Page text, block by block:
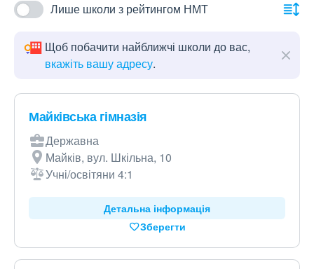
Лише школи з рейтингом НМТ
Щоб побачити найближчі школи до вас,
вкажіть вашу адресу.
Майківська гімназія
Державна
Майків, вул. Шкільна, 10
Учні/освітяни 4:1
Детальна інформація
Зберегти